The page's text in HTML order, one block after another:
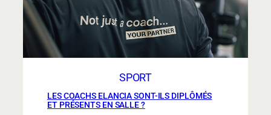
seniors
actifs
?
SPORT
LES COACHS ELANCIA SONT-ILS DIPLÔMÉS
ET PRÉSENTS EN SALLE ?